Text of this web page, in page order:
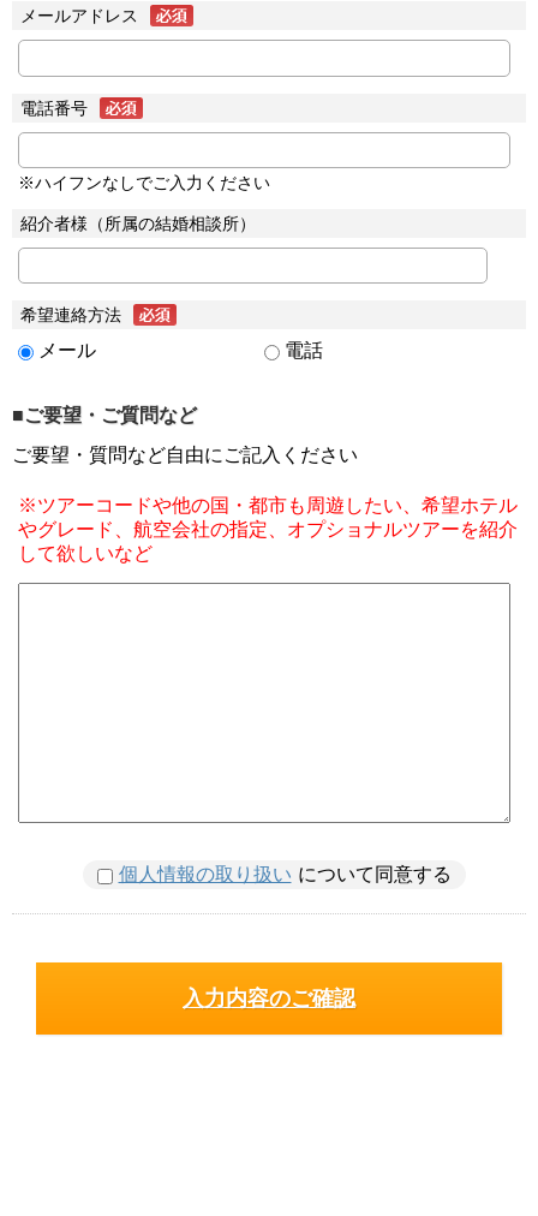
メールアドレス
電話番号
※ハイフンなしでご入力ください
紹介者様（所属の結婚相談所）
希望連絡方法
メール 電話
■ご要望・ご質問など
ご要望・質問など自由にご記入ください
※ツアーコードや他の国・都市も周遊したい、希望ホテル
やグレード、航空会社の指定、オプショナルツアーを紹介
して欲しいなど
個人情報の取り扱い について同意する